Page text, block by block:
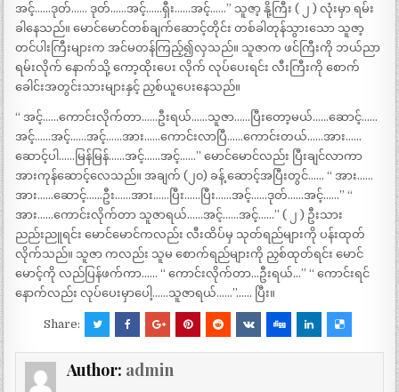
အင့်……ဒုတ်…… ဒုတ်……အင့်……ရှီး……အင့်……” သူဇာ့ နို့ကြီး ( ၂ ) လုံးမှာ ရမ်း
ခါနေသည်။ မောင်မောင်တစ်ချက်ဆောင့်တိုင်း တစ်ခါတုန်သွားသော သူဇာ့
တင်ပါးကြီးများက အင်မတန်ကြည့်၍လှသည်။ သူဇာက ဖင်ကြီးကို ဘယ်ညာ
ရမ်းလိုက် နောက်သို့ ကော့ထိုးပေး လိုက် လုပ်ပေးရင်း လီးကြီးကို စောက်
ခေါင်းအတွင်းသားများနှင့် ညှစ်ယူပေးနေသည်။
“ အင့်……ကောင်းလိုက်တာ……ဦးရယ်……သူဇာ……ပြီးတော့မယ်……ဆောင့်……
အင့်……အင့်……အင့်……အား……ကောင်းလာပြီ……ကောင်းတယ်……အား……
ဆောင့်ပါ……မြန်မြန်……အင့်……အင့်……” မောင်မောင်လည်း ပြီးချင်လာကာ
အားကုန်ဆောင့်လေသည်။ အချက် (၂၀) ခန့် ဆောင့်အပြီးတွင်…… “ အား……
အား……ဆောင့်……ဦး……အား……ပြီး……ပြီး……အင့်……ဒုတ်……အင့်……” “
အား……ကောင်းလိုက်တာ သူဇာရယ်……အင့်……အင့်……” ( ၂ ) ဦးသား
ညည်းညူရင်း မောင်မောင်ကလည်း လီးထိပ်မှ သုတ်ရည်များကို ပန်းထုတ်
လိုက်သည်။ သူဇာ ကလည်း သူမ စောက်ရည်များကို ညှစ်ထုတ်ရင်း မောင်
မောင့်ကို လည်ပြန်ဖက်ကာ…… “ ကောင်းလိုက်တာ…ဦးရယ်…” “ ကောင်းရင်
နောက်လည်း လုပ်ပေးမှာပေါ့……သူဇာရယ်……”…… ပြီး။
Share:
Author: admin